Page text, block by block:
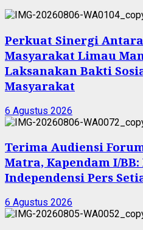
Perkuat Sinergi
Masyarakat Limau
Laksanakan Bakti
Masyarakat
6 Agustus 2026
Terima Audiensi
Matra, Kapendam I/
Independensi Pers
6 Agustus 2026